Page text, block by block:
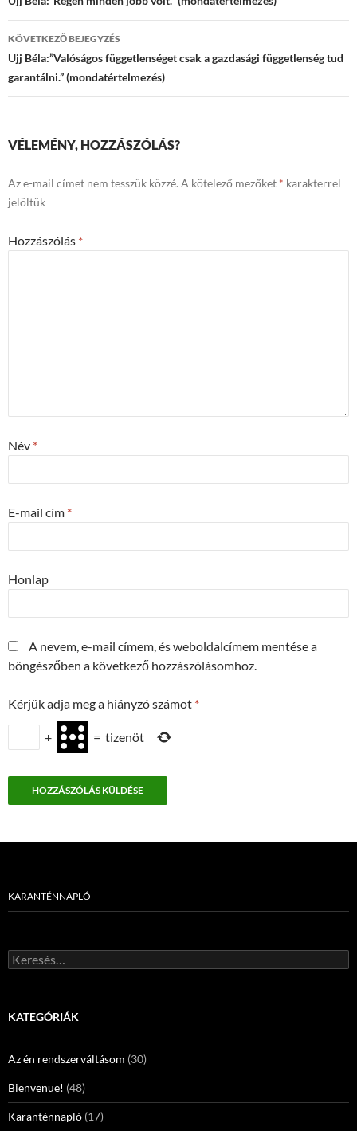
KÖVETKEZŐ BEJEGYZÉS
Ujj Béla:”Valóságos függetlenséget csak a gazdasági függetlenség tud
garantálni.” (mondatértelmezés)
VÉLEMÉNY, HOZZÁSZÓLÁS?
Az e-mail címet nem tesszük közzé. A kötelező mezőket * karakterrel
jelöltük
Hozzászólás *
Név *
E-mail cím *
Honlap
A nevem, e-mail címem, és weboldalcímem mentése a
böngészőben a következő hozzászólásomhoz.
Kérjük adja meg a hiányzó számot *
+ = tizenöt
KARANTÉNNAPLÓ
Keresés:
KATEGÓRIÁK
Az én rendszerváltásom (30)
Bienvenue! (48)
Karanténnapló (17)